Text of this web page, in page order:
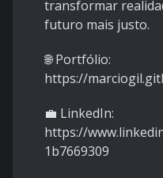
transformar
futuro mais justo.
🌐 Portfólio:
https://
💼 LinkedIn:
https://
1b7669309